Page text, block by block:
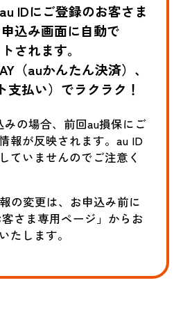
IDにご登録のお客さま
込み画面に自動で
されます。
（auかんたん決済）、
支払い）でラクラク！
の場合、前回au損保にご
報が反映されます。au ID
ていませんのでご注意く
の変更は、お申込み前に
さま専用ページ」からお
たします。